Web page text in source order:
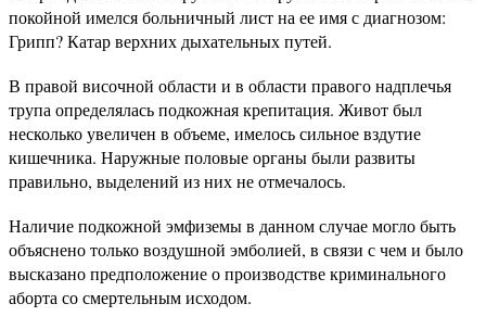
покойной имелся больничный лист на ее имя с диагнозом:
Грипп? Катар верхних дыхательных путей.
В правой височной области и в области правого надплечья
трупа определялась подкожная крепитация. Живот был
несколько увеличен в объеме, имелось сильное вздутие
кишечника. Наружные половые органы были развиты
правильно, выделений из них не отмечалось.
Наличие подкожной эмфиземы в данном случае могло быть
объяснено только воздушной эмболией, в связи с чем и было
высказано предположение о производстве криминального
аборта со смертельным исходом.